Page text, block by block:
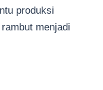
produksi
menjadi